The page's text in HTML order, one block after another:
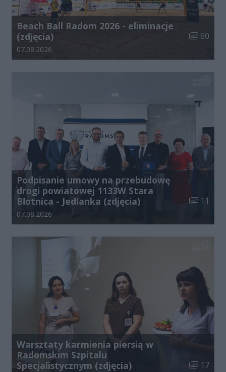
Beach Ball Radom 2026 - eliminacje
(zdjęcia)
Liczba
60
Data dodania galerii:
07.08.2026
Podpisanie umowy na przebudowę
drogi powiatowej 1133W Stara
Błotnica - Jedlanka (zdjęcia)
Liczba
11
Data dodania galerii:
07.08.2026
Warsztaty karmienia piersią w
Radomskim Szpitalu
Specjalistycznym (zdjęcia)
Liczba
17